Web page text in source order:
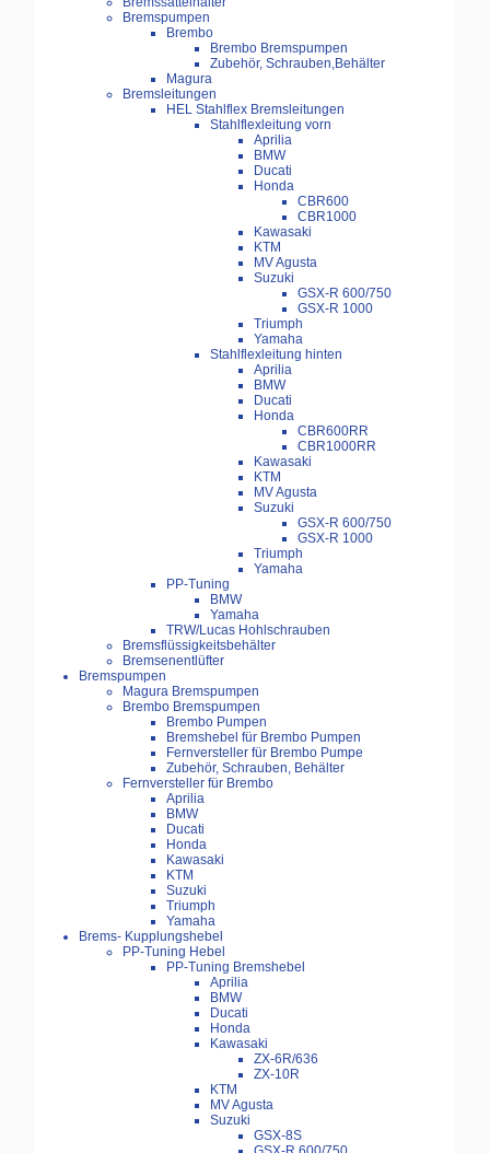
Bremspumpen
Brembo
Brembo Bremspumpen
Zubehör, Schrauben,Behälter
Magura
Bremsleitungen
HEL Stahlflex Bremsleitungen
Stahlflexleitung vorn
Aprilia
BMW
Ducati
Honda
CBR600
CBR1000
Kawasaki
KTM
MV Agusta
Suzuki
GSX-R 600/750
GSX-R 1000
Triumph
Yamaha
Stahlflexleitung hinten
Aprilia
BMW
Ducati
Honda
CBR600RR
CBR1000RR
Kawasaki
KTM
MV Agusta
Suzuki
GSX-R 600/750
GSX-R 1000
Triumph
Yamaha
PP-Tuning
BMW
Yamaha
TRW/Lucas Hohlschrauben
Bremsflüssigkeitsbehälter
Bremsenentlüfter
Bremspumpen
Magura Bremspumpen
Brembo Bremspumpen
Brembo Pumpen
Bremshebel für Brembo Pumpen
Fernversteller für Brembo Pumpe
Zubehör, Schrauben, Behälter
Fernversteller für Brembo
Aprilia
BMW
Ducati
Honda
Kawasaki
KTM
Suzuki
Triumph
Yamaha
Brems- Kupplungshebel
PP-Tuning Hebel
PP-Tuning Bremshebel
Aprilia
BMW
Ducati
Honda
Kawasaki
ZX-6R/636
ZX-10R
KTM
MV Agusta
Suzuki
GSX-8S